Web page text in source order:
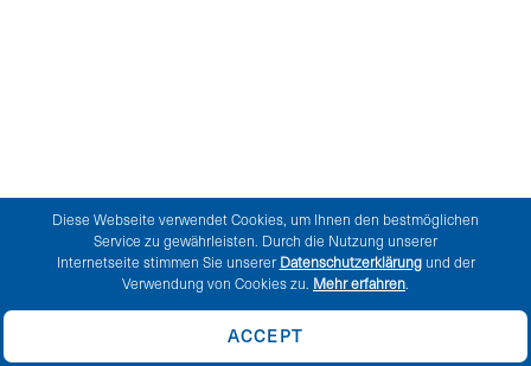
Diese Webseite verwendet Cookies, um Ihnen den bestmöglichen
Service zu gewährleisten. Durch die Nutzung unserer
Internetseite stimmen Sie unserer Datenschutzerklärungund der
Verwendung von Cookies zu. Mehr erfahren.
ACCEPT